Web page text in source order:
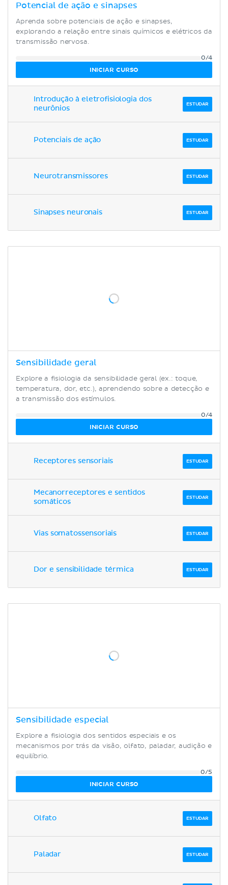
Potencial de ação e sinapses
Aprenda sobre potenciais de ação e sinapses,
explorando a relação entre sinais químicos e elétricos da
transmissão nervosa.
0/4
INICIAR CURSO
Introdução à eletrofisiologia dos
neurônios
ESTUDAR
Potenciais de ação ESTUDAR
Neurotransmissores ESTUDAR
Sinapses neuronais ESTUDAR
Sensibilidade geral
Explore a fisiologia da sensibilidade geral (ex.: toque,
temperatura, dor, etc.), aprendendo sobre a detecção e
a transmissão dos estímulos.
0/4
INICIAR CURSO
Receptores sensoriais ESTUDAR
Mecanorreceptores e sentidos
somáticos
ESTUDAR
Vias somatossensoriais ESTUDAR
Dor e sensibilidade térmica ESTUDAR
Sensibilidade especial
Explore a fisiologia dos sentidos especiais e os
mecanismos por trás da visão, olfato, paladar, audição e
equilíbrio.
0/5
INICIAR CURSO
Olfato ESTUDAR
Paladar ESTUDAR